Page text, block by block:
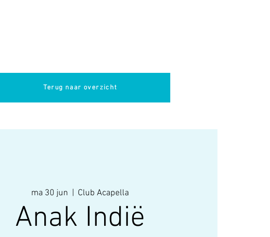
Terug naar overzicht
ma 30 jun
  |
Club Acapella
Anak Indië